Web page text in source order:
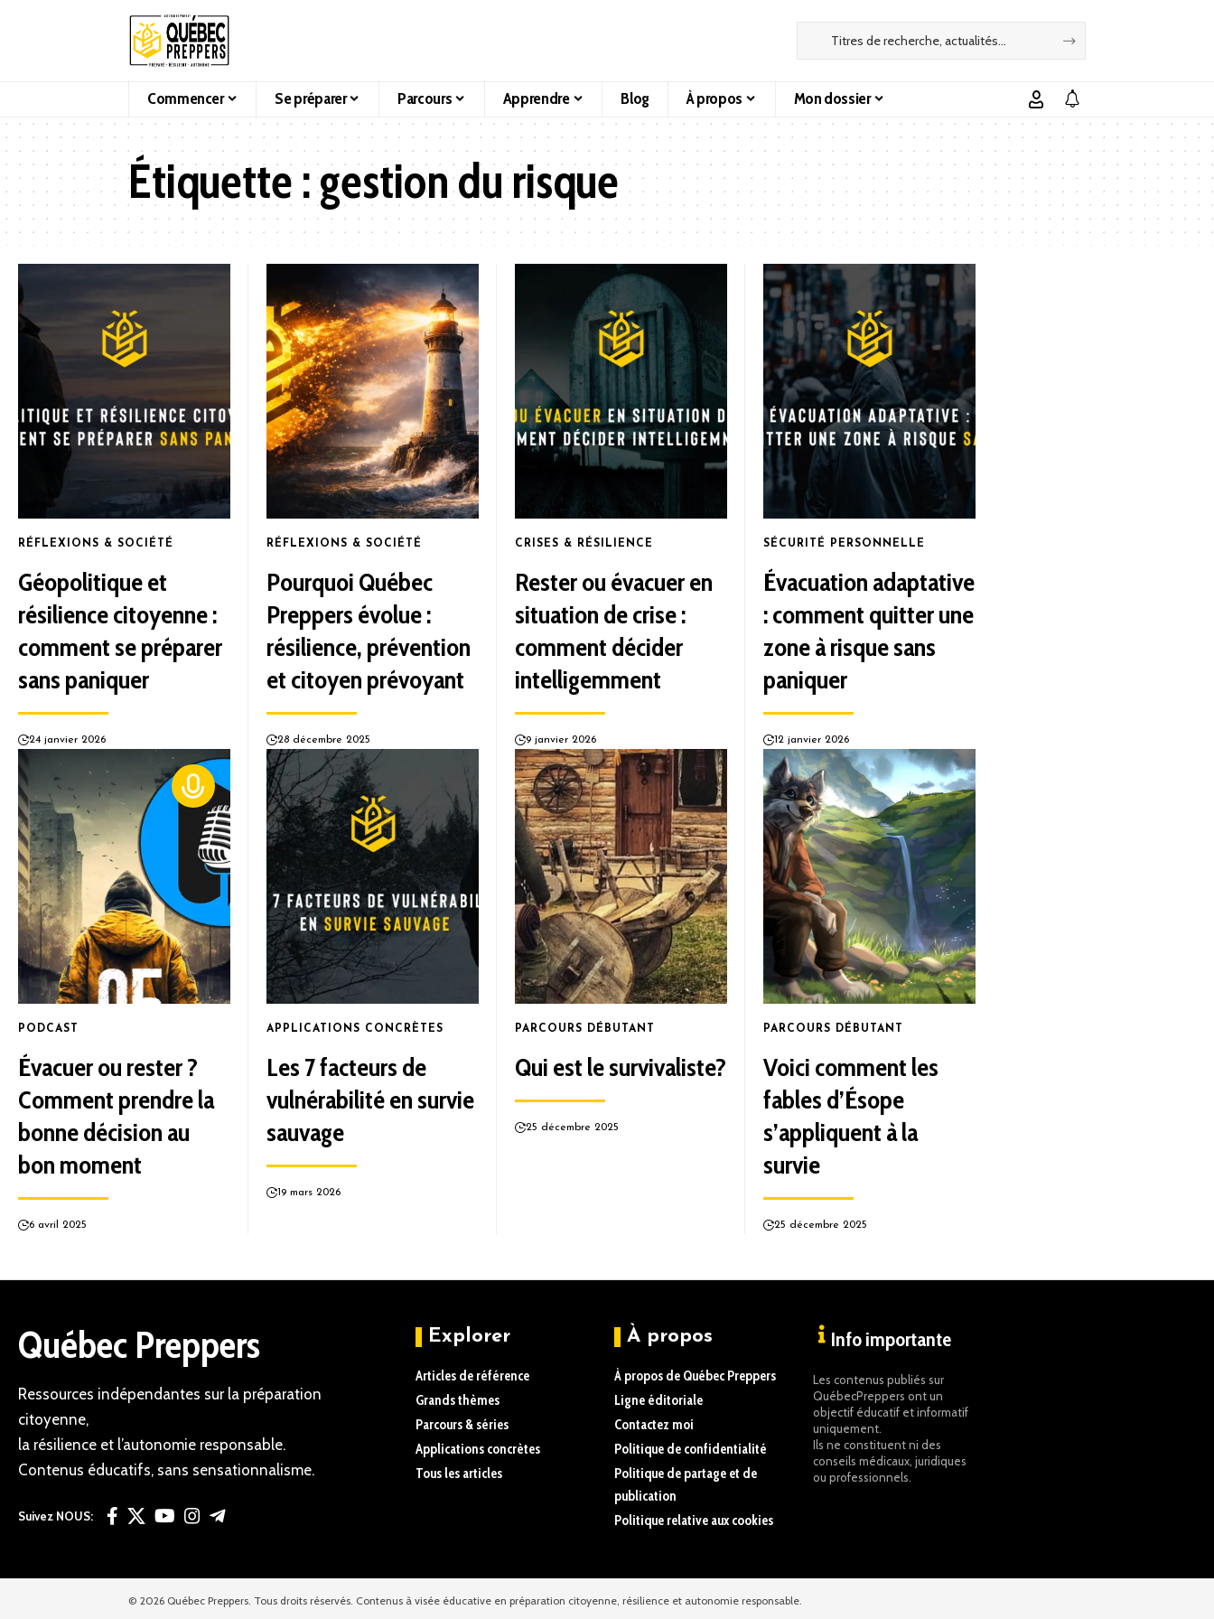
Commencer Se préparer Parcours Apprendre Blog À propos Mon dossier
Étiquette :gestion du risque
RÉFLEXIONS & SOCIÉTÉ
Géopolitique et
résilience citoyenne :
comment se préparer
sans paniquer
24 janvier 2026
RÉFLEXIONS & SOCIÉTÉ
Pourquoi Québec
Preppers évolue :
résilience, prévention
et citoyen prévoyant
28 décembre 2025
CRISES & RÉSILIENCE
Rester ou évacuer en
situation de crise :
comment décider
intelligemment
9 janvier 2026
SÉCURITÉ PERSONNELLE
Évacuation adaptative
: comment quitter une
zone à risque sans
paniquer
12 janvier 2026
PODCAST
Évacuer ou rester ?
Comment prendre la
bonne décision au
bon moment
6 avril 2025
APPLICATIONS CONCRÈTES
Les 7 facteurs de
vulnérabilité en survie
sauvage
19 mars 2026
PARCOURS DÉBUTANT
Qui est le survivaliste?
25 décembre 2025
PARCOURS DÉBUTANT
Voici comment les
fables d’Ésope
s’appliquent à la
survie
25 décembre 2025
Québec Preppers
Ressources indépendantes sur la préparation
citoyenne,
la résilience et l’autonomie responsable.
Contenus éducatifs, sans sensationnalisme.
Suivez NOUS:
Explorer
Articles de référence
Grands thèmes
Parcours & séries
Applications concrètes
Tous les articles
À propos
À propos de Québec Preppers
Ligne éditoriale
Contactez moi
Politique de confidentialité
Politique de partage et de
publication
Politique relative aux cookies
Info importante
Les contenus publiés sur
QuébecPreppers ont un
objectif éducatif et informatif
uniquement.
Ils ne constituent ni des
conseils médicaux, juridiques
ou professionnels.
© 2026 Québec Preppers. Tous droits réservés. Contenus à visée éducative en préparation citoyenne, résilience et autonomie responsable.